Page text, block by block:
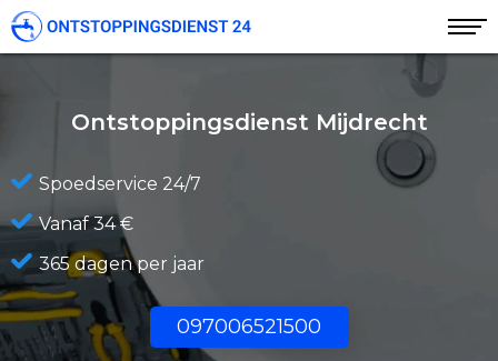
Ontstoppingsdienst Mijdrecht
Spoedservice 24/7
Vanaf 34 €
365 dagen per jaar
097006521500